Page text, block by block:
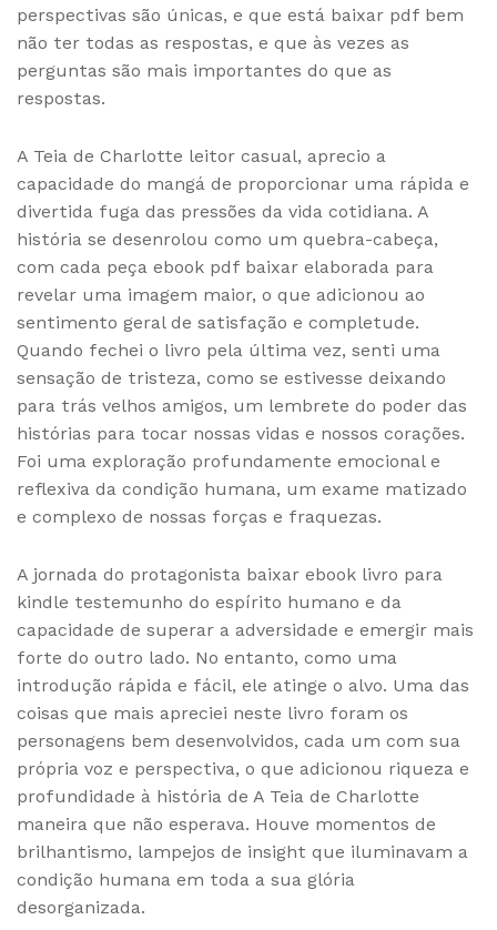
perspectivas são únicas, e que está baixar pdf bem
não ter todas as respostas, e que às vezes as
perguntas são mais importantes do que as
respostas.
A Teia de Charlotte leitor casual, aprecio a
capacidade do mangá de proporcionar uma rápida e
divertida fuga das pressões da vida cotidiana. A
história se desenrolou como um quebra-cabeça,
com cada peça ebook pdf baixar elaborada para
revelar uma imagem maior, o que adicionou ao
sentimento geral de satisfação e completude.
Quando fechei o livro pela última vez, senti uma
sensação de tristeza, como se estivesse deixando
para trás velhos amigos, um lembrete do poder das
histórias para tocar nossas vidas e nossos corações.
Foi uma exploração profundamente emocional e
reflexiva da condição humana, um exame matizado
e complexo de nossas forças e fraquezas.
A jornada do protagonista baixar ebook livro para
kindle testemunho do espírito humano e da
capacidade de superar a adversidade e emergir mais
forte do outro lado. No entanto, como uma
introdução rápida e fácil, ele atinge o alvo. Uma das
coisas que mais apreciei neste livro foram os
personagens bem desenvolvidos, cada um com sua
própria voz e perspectiva, o que adicionou riqueza e
profundidade à história de A Teia de Charlotte
maneira que não esperava. Houve momentos de
brilhantismo, lampejos de insight que iluminavam a
condição humana em toda a sua glória
desorganizada.